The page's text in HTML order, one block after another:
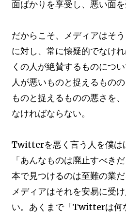
面ばかりを享受し、悪い面を
だからこそ、メディアはそ
に対し、常に懐疑的でなけ
くの人が絶賛するものにつ
人が悪いものと捉えるもの
ものと捉えるものの悪さを
なければならない。
Twitterを悪く言う人を僕は
「あんなものは廃止すべき
本で見つけるのは至難の業だ
メディアはそれを安易に受
い。あくまで「Twitterは何